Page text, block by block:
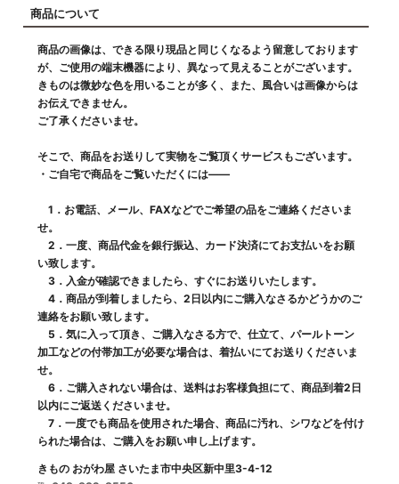
商品について
商品の画像は、できる限り現品と同じくなるよう留意しております
が、ご使用の端末機器により、異なって見えることがございます。
きものは微妙な色を用いることが多く、また、風合いは画像からは
お伝えできません。
ご了承くださいませ。
そこで、商品をお送りして実物をご覧頂くサービスもございます。
・ご自宅で商品をご覧いただくには――
1．お電話、メール、FAXなどでご希望の品をご連絡くださいま
せ。
2．一度、商品代金を銀行振込、カード決済にてお支払いをお願
い致します。
3．入金が確認できましたら、すぐにお送りいたします。
4．商品が到着しましたら、2日以内にご購入なさるかどうかのご
連絡をお願い致します。
5．気に入って頂き、ご購入なさる方で、仕立て、パールトーン
加工などの付帯加工が必要な場合は、着払いにてお送りくださいま
せ。
6．ご購入されない場合は、送料はお客様負担にて、商品到着2日
以内にご返送くださいませ。
7．一度でも商品を使用された場合、商品に汚れ、シワなどを付け
られた場合は、ご購入をお願い申し上げます。
きもの おがわ屋 さいたま市中央区新中里3-4-12